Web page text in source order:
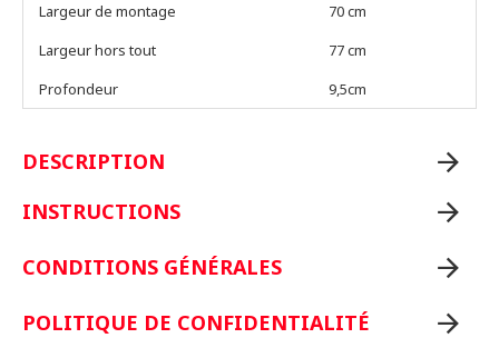
Largeur de montage
70 cm
Largeur hors tout
77 cm
Profondeur
9,5cm
DESCRIPTION
INSTRUCTIONS
CONDITIONS GÉNÉRALES
POLITIQUE DE CONFIDENTIALITÉ